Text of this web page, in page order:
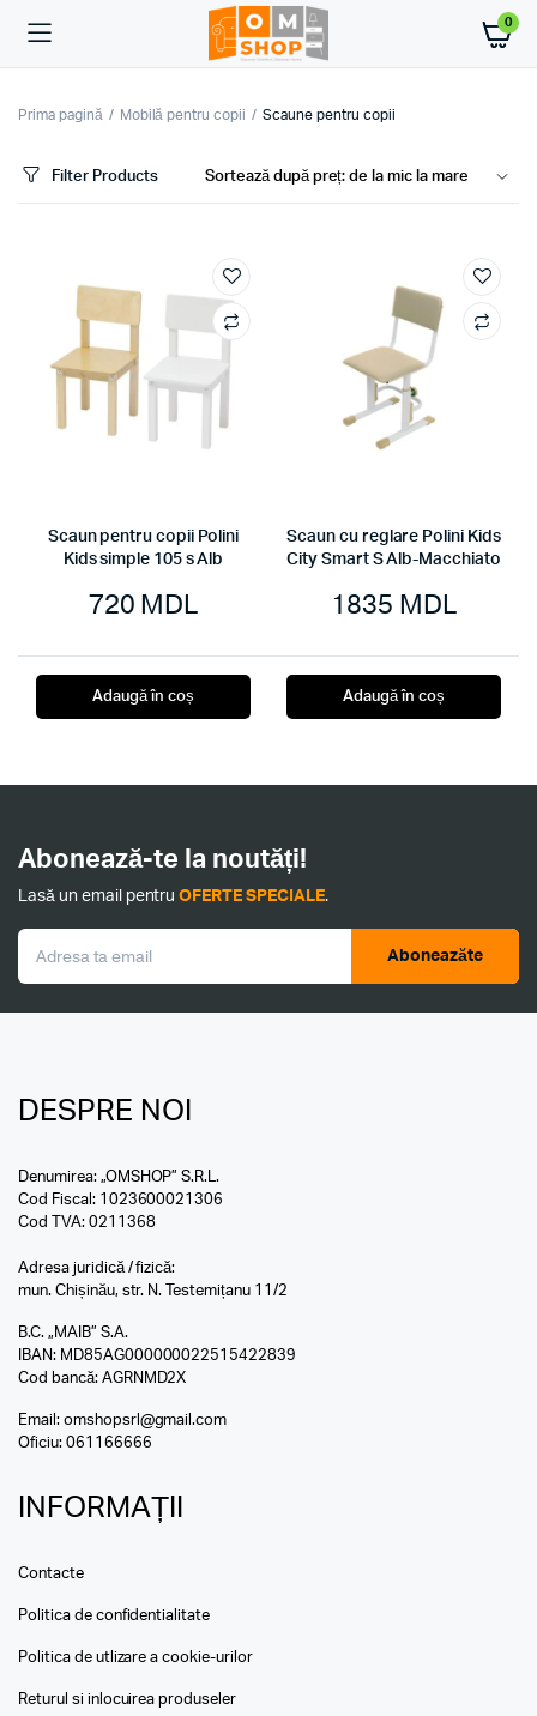
0
Prima pagină Mobilă pentru copii Scaune pentru copii
Filter Products
Scaun pentru copii Polini
Kids simple 105 s Alb
720 MDL
Adaugă în coș
Scaun cu reglare Polini Kids
City Smart S Alb-Macchiato
1835 MDL
Adaugă în coș
Abonează-te la noutăți!
Lasă un email pentruOFERTE SPECIALE.
Aboneazăte
DESPRE NOI
Denumirea: „OMSHOP” S.R.L.
Cod Fiscal: 1023600021306
Cod TVA: 0211368
Adresa juridică / fizică:
mun. Chișinău, str. N. Testemițanu 11/2
B.C. „MAIB” S.A.
IBAN: MD85AG000000022515422839
Cod bancă: AGRNMD2X
Email: omshopsrl@gmail.com
Oficiu: 061166666
INFORMAȚII
Contacte
Politica de confidentialitate
Politica de utlizare a cookie-urilor
Returul si inlocuirea produseler